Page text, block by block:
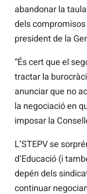
abandonar la
dels
president de la
“És cert que el
tractar la
anunciar que no
la negociació en
imposar la
L’STEPV se
d’Educació (i
depén dels
continuar